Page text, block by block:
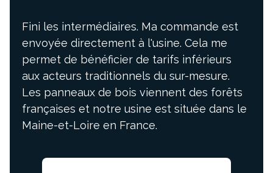
Fini les intermédiaires. Ma commande est
envoyée directement à l'usine. Cela me
permet de bénéficier de tarifs inférieurs
aux acteurs traditionnels du sur-mesure.
Les panneaux de bois viennent des forêts
françaises et notre usine est située dans le
Maine-et-Loire en France.